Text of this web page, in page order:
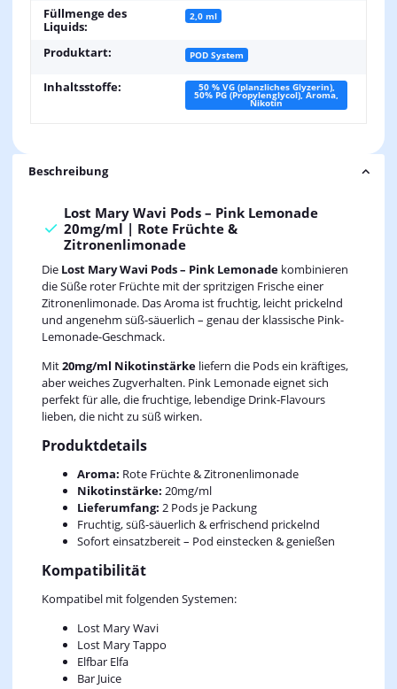
Füllmenge des
Liquids:
2,0 ml
Produktart: POD System
Inhaltsstoffe: 50 % VG (planzliches Glyzerin),
50% PG (Propylenglycol), Aroma,
Nikotin
Beschreibung
Lost Mary Wavi Pods – Pink Lemonade
20mg/ml | Rote Früchte &
Zitronenlimonade
Die Lost Mary Wavi Pods – Pink Lemonadekombinieren
die Süße roter Früchte mit der spritzigen Frische einer
Zitronenlimonade. Das Aroma ist fruchtig, leicht prickelnd
und angenehm süß-säuerlich – genau der klassische Pink-
Lemonade-Geschmack.
Mit20mg/ml Nikotinstärkeliefern die Pods ein kräftiges,
aber weiches Zugverhalten. Pink Lemonade eignet sich
perfekt für alle, die fruchtige, lebendige Drink‑Flavours
lieben, die nicht zu süß wirken.
Produktdetails
Aroma: Rote Früchte & Zitronenlimonade
Nikotinstärke: 20mg/ml
Lieferumfang: 2 Pods je Packung
Fruchtig, süß-säuerlich & erfrischend prickelnd
Sofort einsatzbereit – Pod einstecken & genießen
Kompatibilität
Kompatibel mit folgenden Systemen:
Lost Mary Wavi
Lost Mary Tappo
Elfbar Elfa
Bar Juice